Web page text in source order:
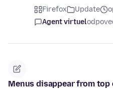
Firefox Update
Agent virtuel
Menus disappear from